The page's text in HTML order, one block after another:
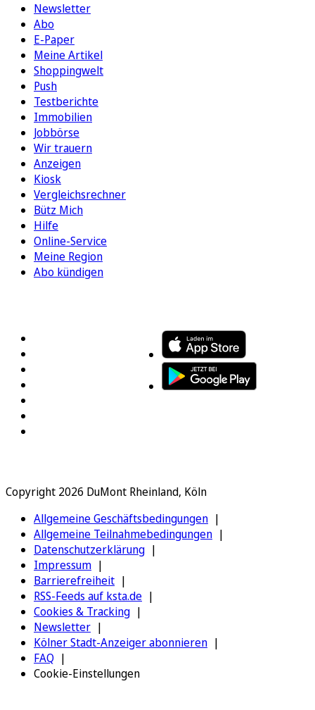
Newsletter
Abo
E-Paper
Meine Artikel
Shoppingwelt
Push
Testberichte
Immobilien
Jobbörse
Wir trauern
Anzeigen
Kiosk
Vergleichsrechner
Bütz Mich
Hilfe
Online-Service
Meine Region
Abo kündigen
Copyright 2026 DuMont Rheinland, Köln
Allgemeine Geschäftsbedingungen
Allgemeine Teilnahmebedingungen
Datenschutzerklärung
Impressum
Barrierefreiheit
RSS-Feeds auf ksta.de
Cookies & Tracking
Newsletter
Kölner Stadt-Anzeiger abonnieren
FAQ
Cookie-Einstellungen